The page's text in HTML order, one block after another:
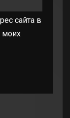
сайта в
моих